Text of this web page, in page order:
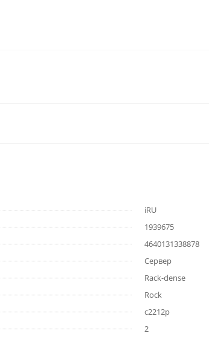
iRU
1939675
4640131338878
Сервер
Rack-dense
Rock
c2212p
2